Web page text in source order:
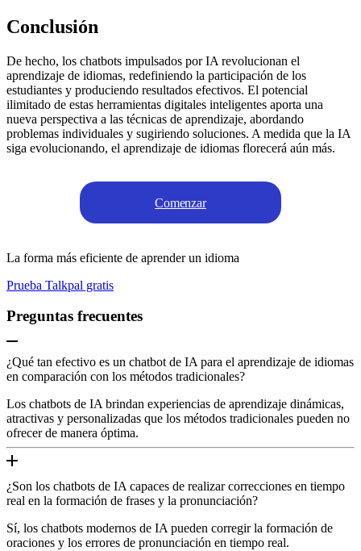
Conclusión
De hecho, los chatbots impulsados por IA revolucionan el
aprendizaje de idiomas, redefiniendo la participación de los
estudiantes y produciendo resultados efectivos. El potencial
ilimitado de estas herramientas digitales inteligentes aporta una
nueva perspectiva a las técnicas de aprendizaje, abordando
problemas individuales y sugiriendo soluciones. A medida que la IA
siga evolucionando, el aprendizaje de idiomas florecerá aún más.
Comenzar
La forma más eficiente de aprender un idioma
Prueba Talkpal gratis
Preguntas frecuentes
¿Qué tan efectivo es un chatbot de IA para el aprendizaje de idiomas
en comparación con los métodos tradicionales?
Los chatbots de IA brindan experiencias de aprendizaje dinámicas,
atractivas y personalizadas que los métodos tradicionales pueden no
ofrecer de manera óptima.
¿Son los chatbots de IA capaces de realizar correcciones en tiempo
real en la formación de frases y la pronunciación?
Sí, los chatbots modernos de IA pueden corregir la formación de
oraciones y los errores de pronunciación en tiempo real.